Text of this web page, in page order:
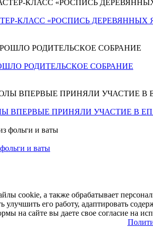
КЛАСС «РОСПИСЬ ДЕРЕВЯННЫХ
РОДИТЕЛЬСКОЕ СОБРАНИЕ
ВПЕРВЫЕ ПРИНЯЛИ УЧАСТИЕ В
и ваты
cookie, а также обрабатывает
улучшить его работу, адаптировать
на сайте вы даете свое согласие